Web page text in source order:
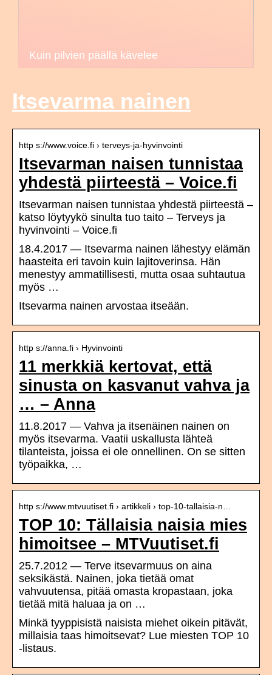
Kuin pilvien päällä kävelee
Itsevarma nainen
http s://www.voice.fi › terveys-ja-hyvinvointi
Itsevarman naisen tunnistaa
yhdestä piirteestä – Voice.fi
Itsevarman naisen tunnistaa yhdestä piirteestä –
katso löytyykö sinulta tuo taito – Terveys ja
hyvinvointi – Voice.fi
18.4.2017 — Itsevarma nainen lähestyy elämän
haasteita eri tavoin kuin lajitoverinsa. Hän
menestyy ammatillisesti, mutta osaa suhtautua
myös …
Itsevarma nainen arvostaa itseään.
http s://anna.fi › Hyvinvointi
11 merkkiä kertovat, että
sinusta on kasvanut vahva ja
… – Anna
11.8.2017 — Vahva ja itsenäinen nainen on
myös itsevarma. Vaatii uskallusta lähteä
tilanteista, joissa ei ole onnellinen. On se sitten
työpaikka, …
http s://www.mtvuutiset.fi › artikkeli › top-10-tallaisia-n…
TOP 10: Tällaisia naisia mies
himoitsee – MTVuutiset.fi
25.7.2012 — Terve itsevarmuus on aina
seksikästä. Nainen, joka tietää omat
vahvuutensa, pitää omasta kropastaan, joka
tietää mitä haluaa ja on …
Minkä tyyppisistä naisista miehet oikein pitävät,
millaisia taas himoitsevat? Lue miesten TOP 10
-listaus.